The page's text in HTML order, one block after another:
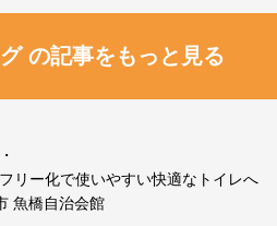
の記事をもっと見る
リー化で使いやすい快適なトイレへ
魚橋自治会館